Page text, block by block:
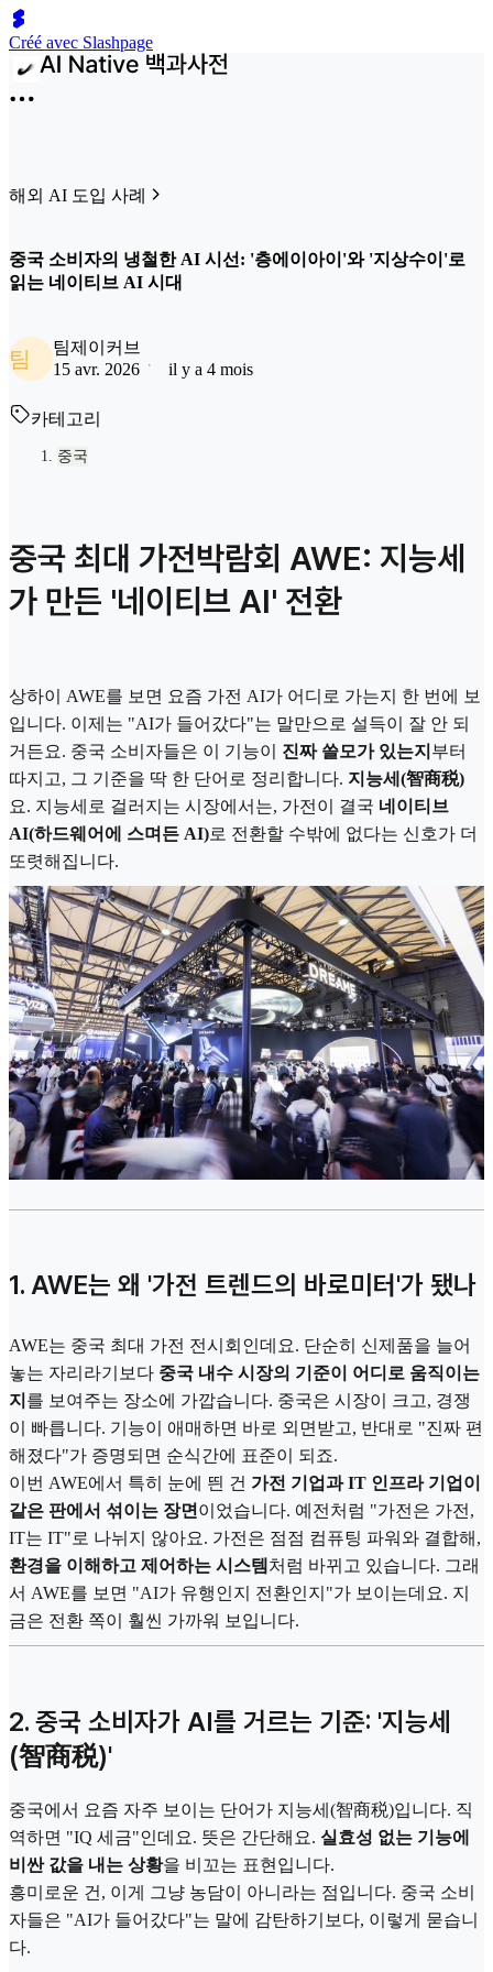
Créé avec Slashpage
해외 AI 도입 사례
중국 소비자의 냉철한 AI 시선: '층에이아이'와 '지상수이'로
읽는 네이티브 AI 시대
팀
팀제이커브
15 avr. 2026
il y a 4 mois
카테고리
중국
중국 최대 가전박람회 AWE: 지능세
가 만든 '네이티브 AI' 전환
상하이 AWE를 보면 요즘 가전 AI가 어디로 가는지 한 번에 보
입니다. 이제는 "AI가 들어갔다"는 말만으로 설득이 잘 안 되
거든요. 중국 소비자들은 이 기능이 진짜 쓸모가 있는지 부터
따지고, 그 기준을 딱 한 단어로 정리합니다. 지능세(智商税)
요. 지능세로 걸러지는 시장에서는, 가전이 결국 네이티브
AI(하드웨어에 스며든 AI)로 전환할 수밖에 없다는 신호가 더
또렷해집니다.
1. AWE는 왜 '가전 트렌드의 바로미터'가 됐나
AWE는 중국 최대 가전 전시회인데요. 단순히 신제품을 늘어
놓는 자리라기보다 중국 내수 시장의 기준이 어디로 움직이는
지 를 보여주는 장소에 가깝습니다. 중국은 시장이 크고, 경쟁
이 빠릅니다. 기능이 애매하면 바로 외면받고, 반대로 "진짜 편
해졌다"가 증명되면 순식간에 표준이 되죠.
이번 AWE에서 특히 눈에 띈 건 가전 기업과 IT 인프라 기업이
같은 판에서 섞이는 장면 이었습니다. 예전처럼 "가전은 가전,
IT는 IT"로 나뉘지 않아요. 가전은 점점 컴퓨팅 파워와 결합해,
환경을 이해하고 제어하는 시스템 처럼 바뀌고 있습니다. 그래
서 AWE를 보면 "AI가 유행인지 전환인지"가 보이는데요. 지
금은 전환 쪽이 훨씬 가까워 보입니다.
2. 중국 소비자가 AI를 거르는 기준: '지능세
(智商税)'
중국에서 요즘 자주 보이는 단어가 지능세(智商税)입니다. 직
역하면 "IQ 세금"인데요. 뜻은 간단해요. 실효성 없는 기능에
비싼 값을 내는 상황을 비꼬는 표현입니다.
흥미로운 건, 이게 그냥 농담이 아니라는 점입니다. 중국 소비
자들은 "AI가 들어갔다"는 말에 감탄하기보다, 이렇게 묻습니
다.